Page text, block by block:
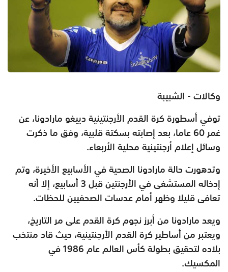
وكالات - الشبيبة
توفي أسطورة كرة القدم الأرجنتينية دييغو مارادونا، عن
غمر 60 عاما، بعد إصابته بسكتة قلبية، وفق ما ذكرت
وسائل إعلام أرجنتينية محلية الأربعاء.
وتدهورت حالة مارادونا الصحية في الأسابيع الأخيرة، وتم
إدخاله المستشفى في الأرجنتين قبل 3 أسابيع، إلا أنه
تعافى قليلا وظهر أمام عدسات الصحفيين للحظات.
ويعد مارادونا من أبرز نجوم كرة القدم على مر التاريخ،
ويعتبر من أساطير كرة القدم الأرجنتينية، حيث قاد منتخب
بلاده لتحقيق بطولة كأس العالم عام 1986 في
المكسيك.